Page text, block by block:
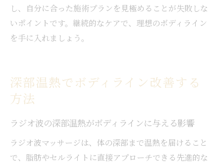
し、自分に合った施術プランを見極めることが失敗しな
いポイントです。継続的なケアで、理想のボディライン
を手に入れましょう。
深部温熱でボディライン改善する
方法
ラジオ波の深部温熱がボディラインに与える影響
ラジオ波マッサージは、体の深部まで温熱を届けること
で、脂肪やセルライトに直接アプローチできる先進的な